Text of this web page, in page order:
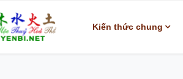
Kiến thức chung